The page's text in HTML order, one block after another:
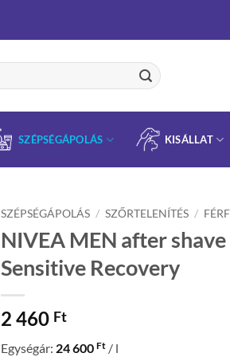
SZÉPSÉGÁPOLÁS KISÁLLAT
SZÉPSÉGÁPOLÁS / SZŐRTELENÍTÉS /
NIVEA MEN after
Sensitive Recovery
2 460 Ft
Egységár: 24 600 Ft / l